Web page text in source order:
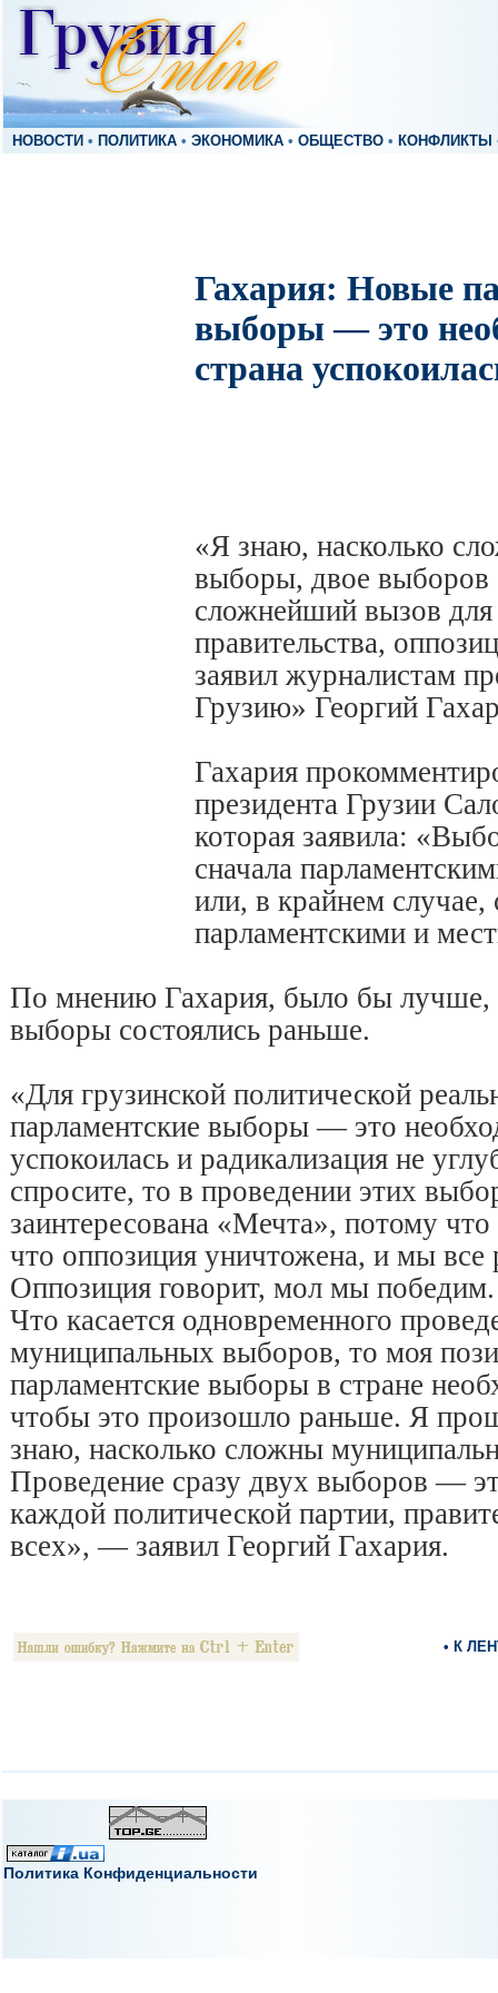
НОВОСТИ • ПОЛИТИКА • ЭКОНОМИКА • ОБЩЕСТВО • КОНФЛИКТЫ
Гахария: Новые
выборы — это
страна
«Я знаю, насколько
выборы, двое
сложнейший вызов
правительства,
заявил журналистам
Грузию» Георгий
Гахария
президента Грузии
которая заявила:
сначала
или, в крайнем случае,
парламентскими и
По мнению Гахария, было бы лучше,
выборы состоялись раньше.
«Для грузинской политической
парламентские выборы — это
успокоилась и радикализация не
спросите, то в проведении этих
заинтересована «Мечта», потому
что оппозиция уничтожена, и мы все
Оппозиция говорит, мол мы
Что касается одновременного
муниципальных выборов, то моя
парламентские выборы в стране
чтобы это произошло раньше. Я
знаю, насколько сложны
Проведение сразу двух выборов —
каждой политической партии,
всех», — заявил Георгий Гахария.
• К
Политика Конфиденциальности